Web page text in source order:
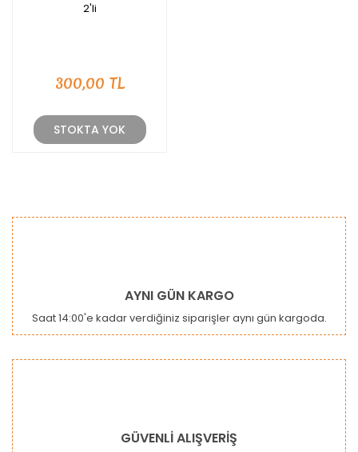
2'li
300,00 TL
STOKTA YOK
AYNI GÜN KARGO
Saat 14:00'e kadar verdiğiniz siparişler aynı gün kargoda.
GÜVENLİ ALIŞVERİŞ